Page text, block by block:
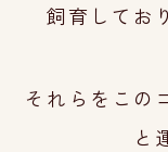
飼育してお
それらをこの
と